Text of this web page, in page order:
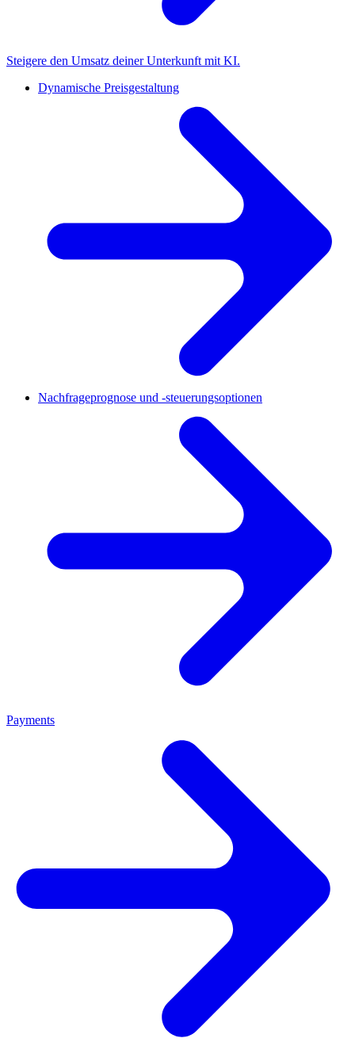
Steigere den Umsatz deiner Unterkunft mit KI.
Dynamische Preisgestaltung
Nachfrageprognose und -steuerungsoptionen
Payments